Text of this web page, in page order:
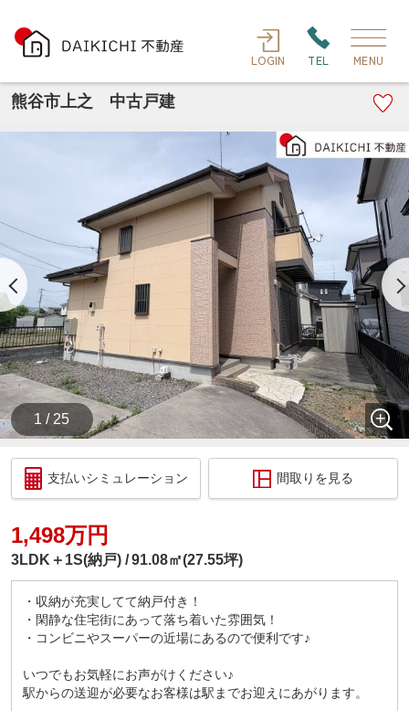
LOGIN TEL MENU
熊谷市上之 中古戸建
1 / 25
支払いシミュレーション 間取りを見る
1,498万円
3LDK＋1S(納戸) 91.08㎡(27.55坪)
・収納が充実してて納戸付き！
・閑静な住宅街にあって落ち着いた雰囲気！
・コンビニやスーパーの近場にあるので便利です♪
いつでもお気軽にお声がけください♪
駅からの送迎が必要なお客様は駅までお迎えにあがります。